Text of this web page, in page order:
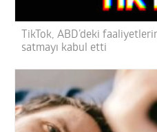
TikTok, ABD’deki
satmayı kabul etti